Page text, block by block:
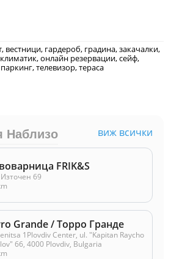
вестници, гардероб, градина, закачалки,
онлайн резервации, сейф,
телевизор, тераса
Наблизо виж всички
FRIK&S
69
Grande / Торро Гранде
1Plovdiv Center, ul. "Kapitan Raycho
66, 4000 Plovdiv, Bulgaria